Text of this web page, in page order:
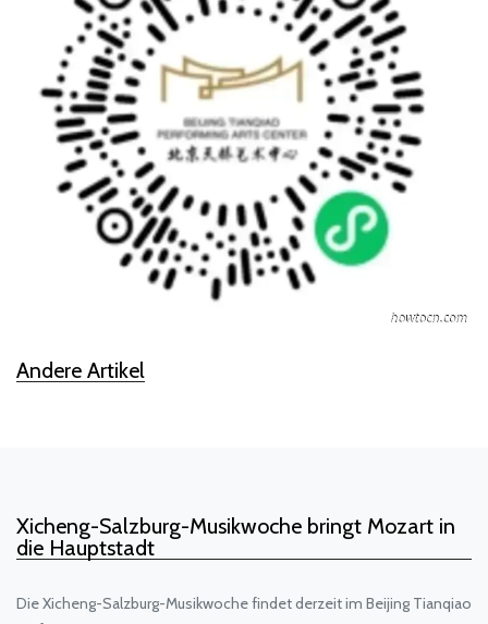
Andere Artikel
Xicheng-Salzburg-Musikwoche bringt Mozart in
die Hauptstadt
Die Xicheng-Salzburg-Musikwoche findet derzeit im Beijing Tianqiao